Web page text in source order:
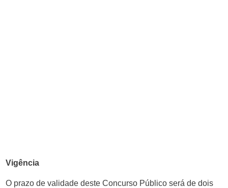
Vigência
O prazo de validade deste Concurso Público será de dois